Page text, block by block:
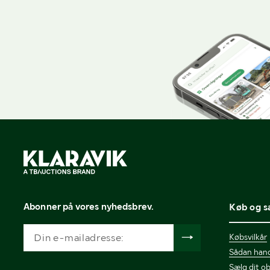
og information om maskinernes udstyr og
Har din virksomhed en minilæsser eller
sørger for, at maskinen bliver eksponeret for
Abonner på vores nyhedsbrev. Køb og
Købsvilkår
Sådan
Sælg dit